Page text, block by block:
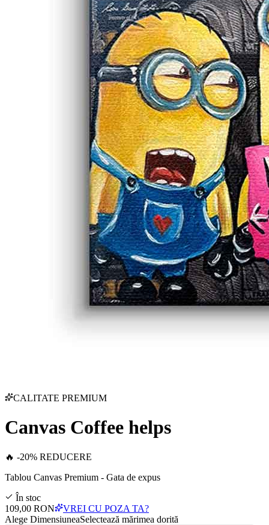
CALITATE PREMIUM
Canvas Coffee helps
🔥 -20% REDUCERE
Tablou Canvas Premium - Gata de expus
În stoc
109,00 RON
VREI CU POZA TA?
Alege DimensiuneaSelectează mărimea dorită